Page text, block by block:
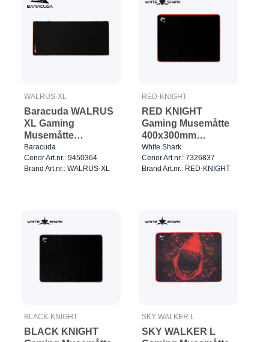
WALRUS-XL
Baracuda WALRUS
XL Gaming
Musemåtte
800x400mm
Sort/Orange
Baracuda
Cenor Art.nr.: 9450364
Brand Art.nr.: WALRUS-XL
RED-KNIGHT
RED KNIGHT
Gaming Musemåtte
400x300mm
Sort/Rød
White Shark
Cenor Art.nr.: 7326837
Brand Art.nr.: RED-KNIGHT
BLACK-KNIGHT
BLACK KNIGHT
SKY WALKER L
SKY WALKER L